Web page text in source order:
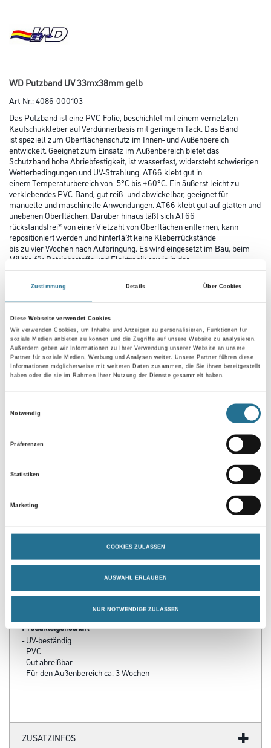
Zustimmung Details Über Cookies
Diese Webseite verwendet Cookies
Wir verwenden Cookies, um Inhalte und Anzeigen zu personalisieren, Funktionen für
soziale Medien anbieten zu können und die Zugriffe auf unsere Website zu analysieren.
Außerdem geben wir Informationen zu Ihrer Verwendung unserer Website an unsere
Partner für soziale Medien, Werbung und Analysen weiter. Unsere Partner führen diese
Informationen möglicherweise mit weiteren Daten zusammen, die Sie ihnen bereitgestellt
haben oder die sie im Rahmen Ihrer Nutzung der Dienste gesammelt haben.
Notwendig
Präferenzen
Statistiken
Marketing
COOKIES ZULASSEN
AUSWAHL ERLAUBEN
NUR NOTWENDIGE ZULASSEN
WD Putzband UV 33mx38mm gelb
Art-Nr.:4086-000103
Das Putzband ist eine PVC-Folie, beschichtet mit einem vernetzten
Kautschukkleber auf Verdünnerbasis mit geringem Tack. Das Band
ist speziell zum Oberflächenschutz im Innen- und Außenbereich
entwickelt. Geeignet zum Einsatz im Außenbereich bietet das
Schutzband hohe Abriebfestigkeit, ist wasserfest, widersteht schwierigen
Wetterbedingungen und UV-Strahlung. AT66 klebt gut in
einem Temperaturbereich von -5°C bis +60°C. Ein äußerst leicht zu
verklebendes PVC-Band, gut reiß- und abwickelbar, geeignet für
manuelle und maschinelle Anwendungen. AT66 klebt gut auf glatten und
unebenen Oberflächen. Darüber hinaus läßt sich AT66
rückstandsfrei* von einer Vielzahl von Oberflächen entfernen, kann
repositioniert werden und hinterläßt keine Kleberrückstände
bis zu vier Wochen nach Aufbringung. Es wird eingesetzt im Bau, beim
Militär, für Betriebsstoffe und Elektronik sowie in der
Industrie und Unterhaltungsindustrie.
Länge in Millimeter
Breite in millimeter
PRODUKTEIGENSCHAFTEN
Produkteigenschaft
- UV-beständig
- PVC
- Gut abreißbar
- Für den Außenbereich ca. 3 Wochen
ZUSATZINFOS